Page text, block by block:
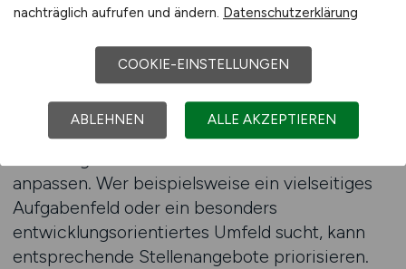
individuelle Suchkriterien zu berücksichtigen.
Arbeitnehmer können gezielt nach Regionen,
Tätigkeitsbereichen oder thematischen
Schwerpunkten suchen und so ihre Jobsuche
anpassen. Wer beispielsweise ein vielseitiges
Aufgabenfeld oder ein besonders
entwicklungsorientiertes Umfeld sucht, kann
entsprechende Stellenangebote priorisieren.
nachträglich aufrufen und ändern. Datenschutzerklärung
COOKIE-EINSTELLUNGEN
ABLEHNEN ALLE AKZEPTIEREN